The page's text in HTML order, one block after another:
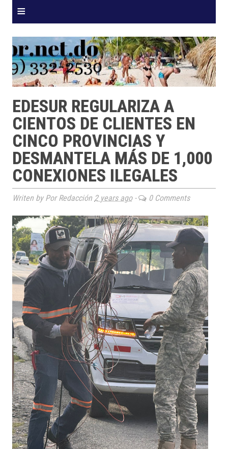
≡
EDESUR REGULARIZA A
CIENTOS DE CLIENTES EN
CINCO PROVINCIAS Y
DESMANTELA MÁS DE 1,000
CONEXIONES ILEGALES
Writen by Por Redacción 2 years ago- 0 Comments